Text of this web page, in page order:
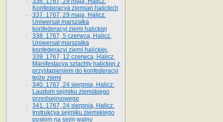
Konfederacya ziemian halickich
337. 1767, 29 maja, Halicz.
Uniwersał marszałka
konfederacyi ziemi halickiej
338. 1767, 5 czerwca, Halicz.
Uniwersał marszałka
konfederacyi ziemi halickiej.
339. 1767, 12 czerwca, Halicz.
Manifestacya szlachty halickiej z
przystąpieniem do konfederacyi
tejże ziemi
340. 1767, 24 sierpnia, Halicz.
Laudum sejmiku ziemskiego
przedsejmowego
341. 1767, 24 sierpnia, Halicz.
Instrukcya sejmiku ziemskiego
posłom na sejm walny